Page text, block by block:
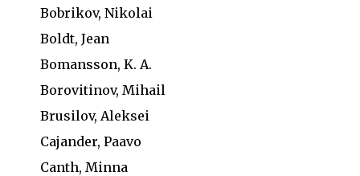
Bobrikov, Nikolai
Boldt, Jean
Bomansson, K. A.
Borovitinov, Mihail
Brusilov, Aleksei
Cajander, Paavo
Canth, Minna